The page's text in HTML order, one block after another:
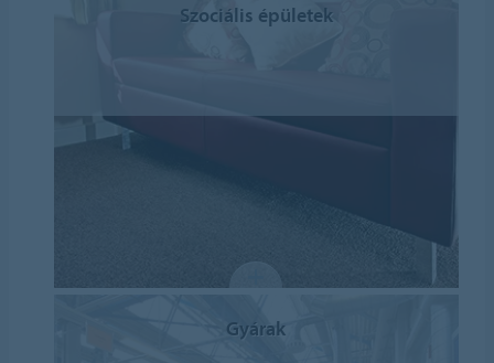
Szociális épületek
Gyárak